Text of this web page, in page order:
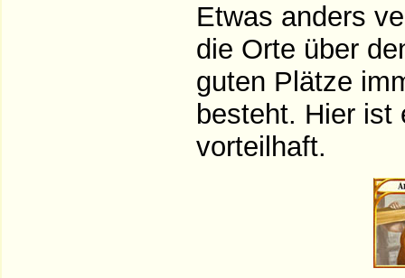
Etwas anders
die Orte über
guten Plätze
besteht. Hier ist
vorteilhaft.